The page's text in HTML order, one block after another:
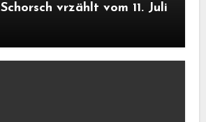
vrzählt vom 11. Juli